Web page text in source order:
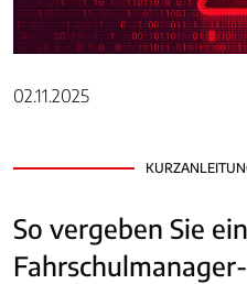
02.11.2025
So vergeben Sie